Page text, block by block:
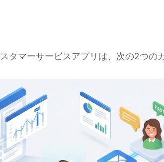
タマーサービスアプリは、次の2つの